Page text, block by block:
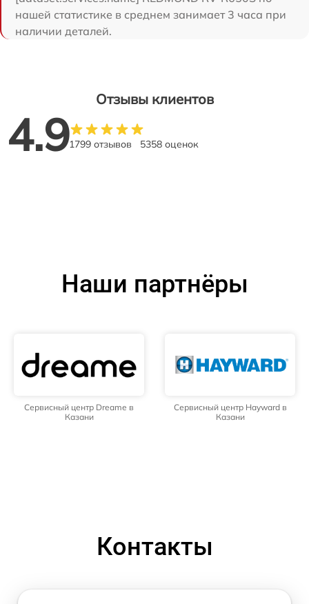
нашей статистике в среднем занимает 3 часа при
наличии деталей.
Отзывы клиентов
4.91799 отзывов 5358 оценок
Наши партнёры
Сервисный центр Dreame в
Казани
Сервисный центр Hayward в
Казани
Контакты